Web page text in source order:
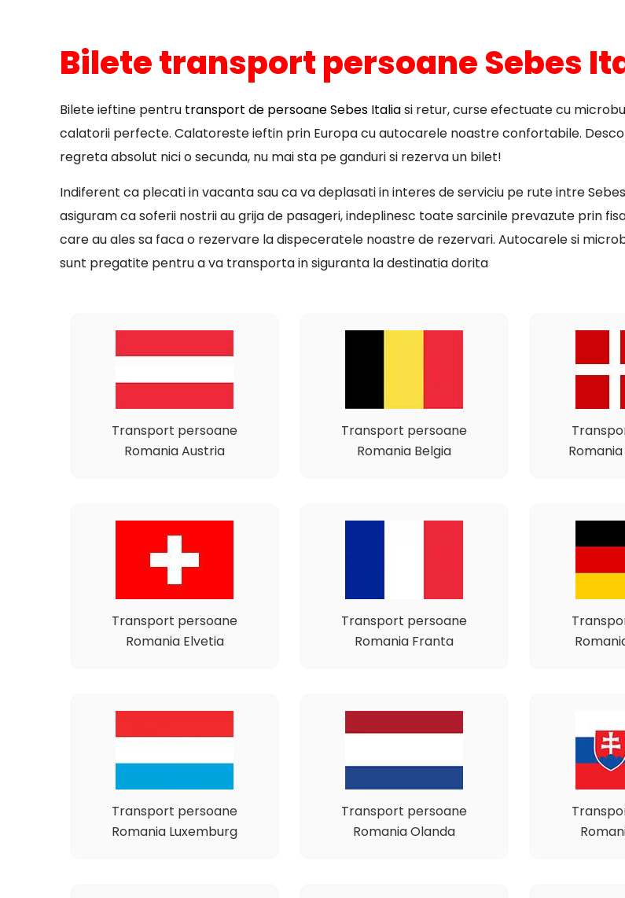
Bilete transport persoane Sebes
Bilete ieftine pentru transport de persoane Sebes Italiasi retur, curse efectuate cu
calatorii perfecte. Calatoreste ieftin prin Europa cu autocarele noastre confortabile.
regreta absolut nici o secunda, nu mai sta pe ganduri si rezerva un bilet!
Indiferent ca plecati in vacanta sau ca va deplasati in interes de serviciu pe rute intre
asiguram ca soferii nostrii au grija de pasageri, indeplinesc toate sarcinile prevazute prin
care au ales sa faca o rezervare la dispeceratele noastre de rezervari. Autocarele si
sunt pregatite pentru a va transporta in siguranta la destinatia dorita
Transport persoane
Romania Austria
Transport persoane
Romania Belgia
Transport persoane
Romania Elvetia
Transport persoane
Romania Franta
Transport persoane
Romania Luxemburg
Transport persoane
Romania Olanda